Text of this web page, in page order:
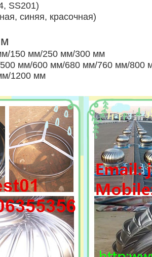
SS201)
синяя, красочная)
150 мм/250 мм/300 мм
мм/600 мм/680 мм/760 мм/800
1200 мм